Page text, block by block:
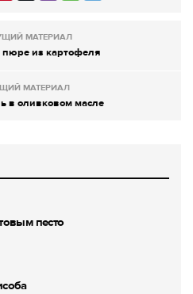
МАТЕРИАЛ
пюре из картофеля
МАТЕРИАЛ
в оливковом масле
песто